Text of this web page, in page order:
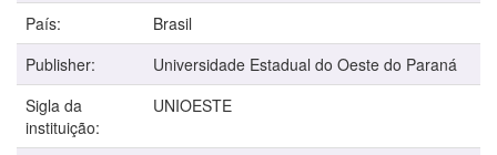
País:
Brasil
Publisher:
Universidade Estadual do Oeste do Paraná
Sigla da
instituição:
UNIOESTE